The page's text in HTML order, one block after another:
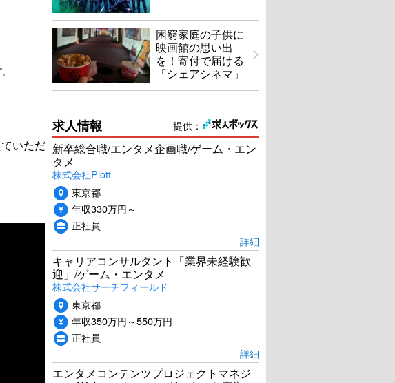
いただ
困窮家庭の子供に
映画館の思い出
を！寄付で届ける
「シェアシネマ」
提供：
求人情報
新卒総合職/エンタメ企画職/ゲーム・エン
タメ
株式会社Plott
東京都
年収330万円～
正社員
詳細
キャリアコンサルタント「業界未経験歓
迎」/ゲーム・エンタメ
株式会社サーチフィールド
東京都
年収350万円～550万円
正社員
詳細
エンタメコンテンツプロジェクトマネジ